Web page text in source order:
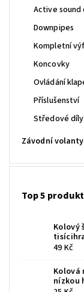
Active
Downpipes
Kompletní
Koncovky
Ovládání
Příslušenství
Středové díly
Závodní volanty
Top 5
Kolový
49 Kč
Kolová
nízkou